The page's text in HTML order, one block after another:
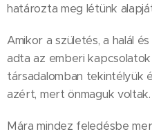
határozta meg létünk
Amikor a születés, a halál
adta az emberi
társadalomban tekintélyük
azért, mert önmaguk voltak.
Mára mindez feledésbe